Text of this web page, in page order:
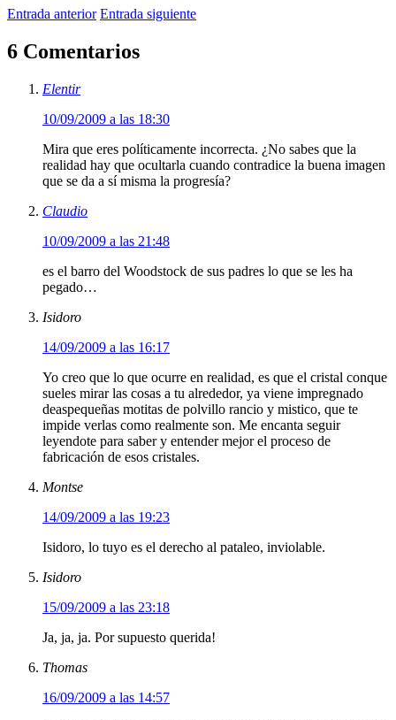
Entrada anterior Entrada siguiente
6 Comentarios
Elentir
10/09/2009 a las 18:30
Mira que eres políticamente incorrecta. ¿No sabes que la
realidad hay que ocultarla cuando contradice la buena imagen
que se da a sí misma la progresía?
Claudio
10/09/2009 a las 21:48
es el barro del Woodstock de sus padres lo que se les ha
pegado…
Isidoro
14/09/2009 a las 16:17
Yo creo que lo que ocurre en realidad, es que el cristal conque
sueles mirar las cosas a tu alrededor, ya viene impregnado
deaspequeñas motitas de polvillo rancio y mistico, que te
impide verlas como realmente son. Me encanta seguir
leyendote para saber y entender mejor el proceso de
fabricación de esos cristales.
Montse
14/09/2009 a las 19:23
Isidoro, lo tuyo es el derecho al pataleo, inviolable.
Isidoro
15/09/2009 a las 23:18
Ja, ja, ja. Por supuesto querida!
Thomas
16/09/2009 a las 14:57